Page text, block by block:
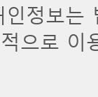
정보
으로 이